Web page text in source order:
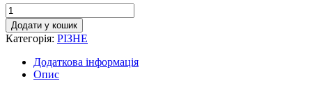
Додати у кошик
Категорія: РІЗНЕ
Додаткова інформація
Опис